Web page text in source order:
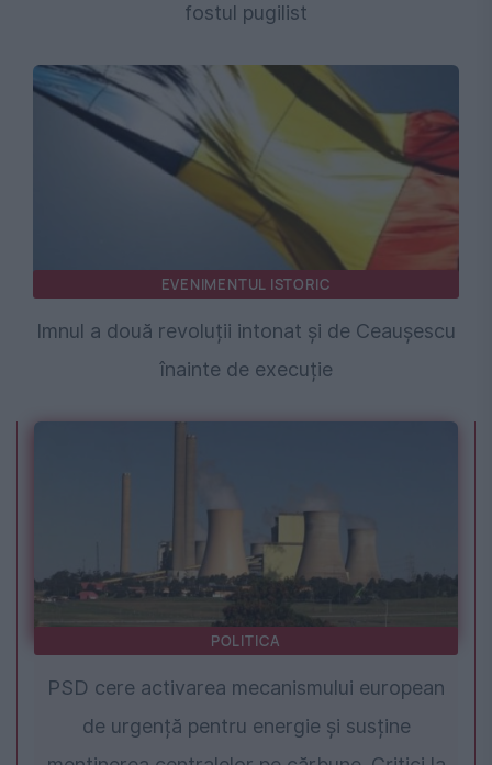
fostul pugilist
EVENIMENTUL ISTORIC
Imnul a două revoluții intonat și de Ceaușescu
înainte de execuție
POLITICA
PSD cere activarea mecanismului european
de urgență pentru energie și susține